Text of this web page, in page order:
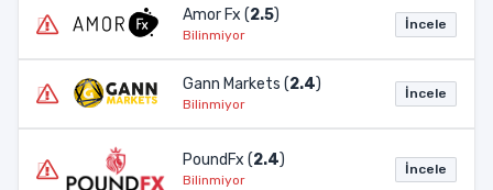
Amor Fx (2.5)
Bilinmiyor
İncele
Gann Markets (2.4)
Bilinmiyor
İncele
PoundFx (2.4)
Bilinmiyor
İncele